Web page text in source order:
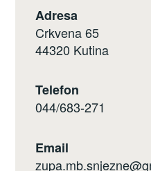
Adresa
Crkvena 65
44320 Kutina
Telefon
044/683-271
Email